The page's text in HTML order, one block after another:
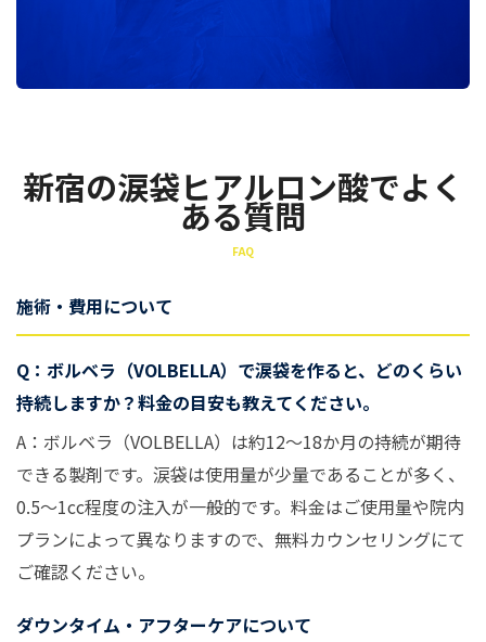
新宿の涙袋ヒアルロン酸でよく
ある質問
FAQ
施術・費用について
Q：ボルベラ（VOLBELLA）で涙袋を作ると、どのくらい
持続しますか？料金の目安も教えてください。
A：ボルベラ（VOLBELLA）は約12〜18か月の持続が期待
できる製剤です。涙袋は使用量が少量であることが多く、
0.5〜1cc程度の注入が一般的です。料金はご使用量や院内
プランによって異なりますので、無料カウンセリングにて
ご確認ください。
ダウンタイム・アフターケアについて